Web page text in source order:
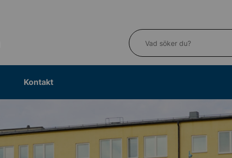
Vad söker du?
Kontakt